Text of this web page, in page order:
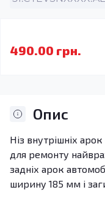
490.00 грн.
Опис
Ніз внутрішніх
для ремонту
задніх арок
ширину 185 мм і